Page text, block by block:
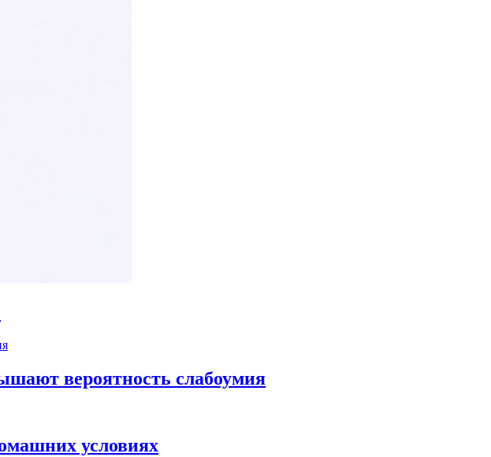
вероятность слабоумия
условиях